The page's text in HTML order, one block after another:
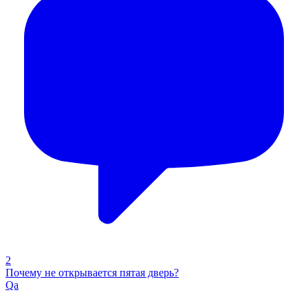
2
Почему не открывается пятая дверь?
Qa